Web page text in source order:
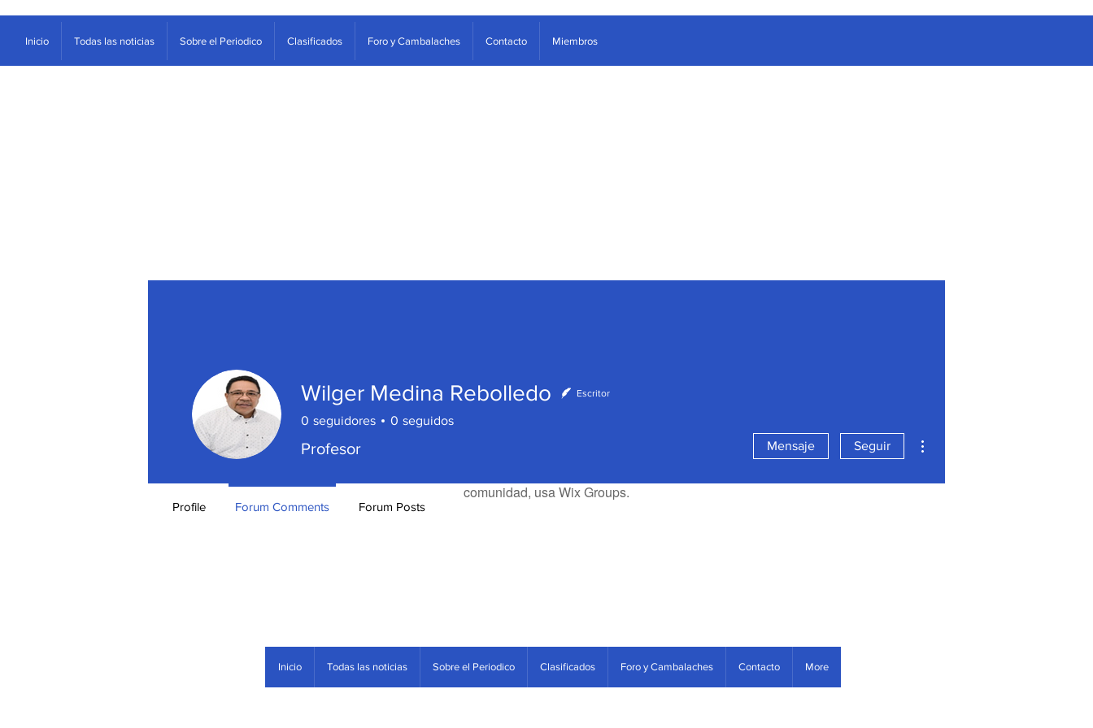
Inicio Todas las noticias Sobre el Periodico Clasificados Foro y Cambalaches Contacto Miembros
comunidad, usa Wix Groups.
Wilger Medina Rebolledo Escritor
0 seguidores 0 seguidos
Profesor Mensaje Seguir
Profile Forum Comments Forum Posts
Inicio Todas las noticias Sobre el Periodico Clasificados Foro y Cambalaches Contacto More